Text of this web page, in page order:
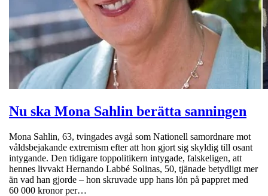
Nu ska Mona Sahlin berätta sanningen
Mona Sahlin, 63, tvingades avgå som Nationell samordnare mot
våldsbejakande extremism efter att hon gjort sig skyldig till osant
intygande. Den tidigare toppolitikern intygade, falskeligen, att
hennes livvakt Hernando Labbé Solinas, 50, tjänade betydligt mer
än vad han gjorde – hon skruvade upp hans lön på pappret med
60 000 kronor per…